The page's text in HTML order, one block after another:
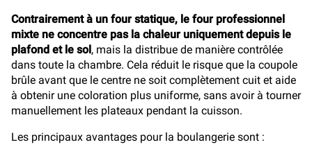
Contrairement à un four statique, le four professionnel
mixte ne concentre pas la chaleur uniquement depuis le
plafond et le sol, mais la distribue de manière contrôlée
dans toute la chambre. Cela réduit le risque que la coupole
brûle avant que le centre ne soit complètement cuit et aide
à obtenir une coloration plus uniforme, sans avoir à tourner
manuellement les plateaux pendant la cuisson.
Les principaux avantages pour la boulangerie sont :